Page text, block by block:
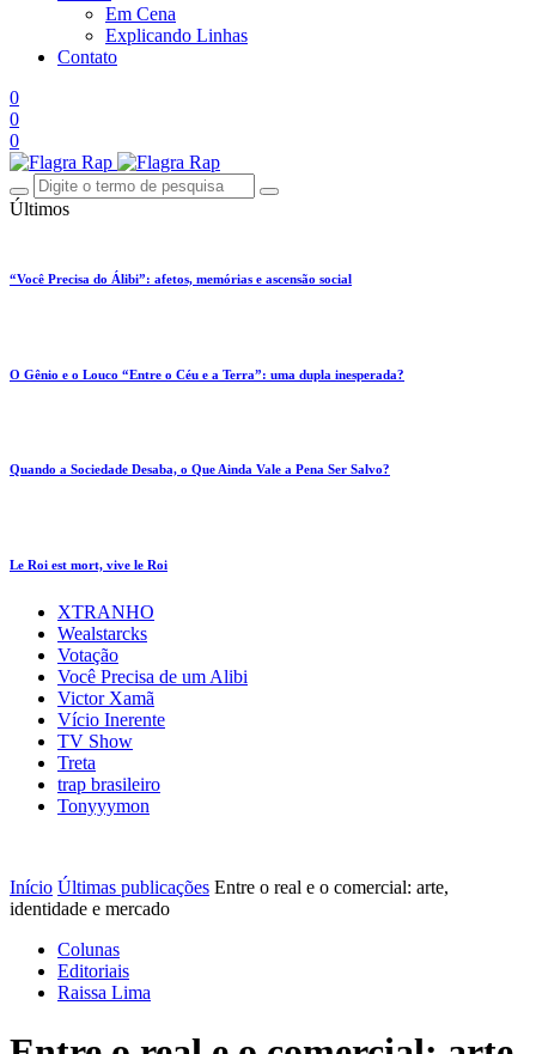
Em Cena
Explicando Linhas
Contato
0
0
0
Últimos
“Você Precisa do Álibi”: afetos, memórias e ascensão social
O Gênio e o Louco “Entre o Céu e a Terra”: uma dupla inesperada?
Quando a Sociedade Desaba, o Que Ainda Vale a Pena Ser Salvo?
Le Roi est mort, vive le Roi
XTRANHO
Wealstarcks
Votação
Você Precisa de um Alibi
Victor Xamã
Vício Inerente
TV Show
Treta
trap brasileiro
Tonyyymon
Início Últimas publicações Entre o real e o comercial: arte,
identidade e mercado
Colunas
Editoriais
Raissa Lima